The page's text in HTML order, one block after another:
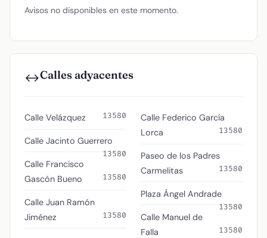
Avisos no disponibles en este momento.
↔️Calles adyacentes
Calle Velázquez 13580
Calle Jacinto Guerrero
13580
Calle Francisco
Gascón Bueno
13580
Calle Juan Ramón
Jiménez
13580
Calle Federico García
Lorca
13580
Paseo de los Padres
Carmelitas
13580
Plaza Ángel Andrade
13580
Calle Manuel de
Falla
13580